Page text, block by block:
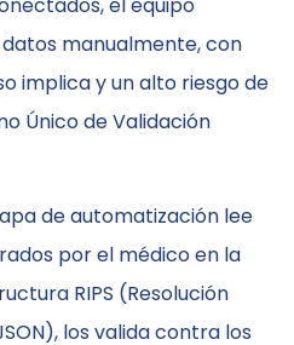
manualmente, con
implica y un alto riesgo de
Único de Validación
de automatización lee
por el médico en la
RIPS (Resolución
los valida contra los